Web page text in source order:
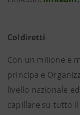
Coldiretti
Con un milione e
principale
livello nazionale
capillare su tutto